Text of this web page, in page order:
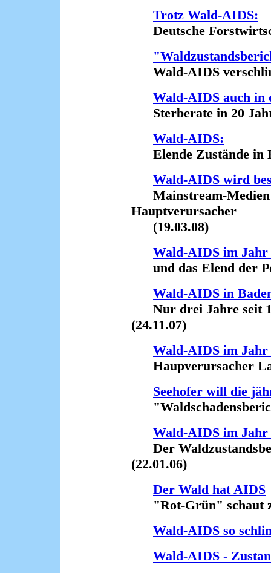
Trotz Wald-AIDS:
Deutsche
Wald-AIDS
Wald-AIDS auch in
Sterberate in 20
Wald-AIDS:
Elende Zustände in
Wald-AIDS wird
Mainstream-Medien
Hauptverursacher
(19.03.08)
Wald-AIDS im Jahr
und das Elend der
Wald-AIDS in
Nur drei Jahre seit
(24.11.07)
Wald-AIDS im Jahr
Haupverursacher
Seehofer will die
Wald-AIDS im Jahr
Der
(22.01.06)
Der Wald hat AIDS
"Rot-Grün" schaut
Wald-AIDS so
Wald-AIDS -